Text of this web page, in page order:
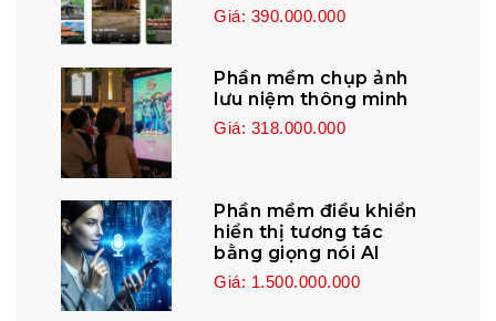
Giá: 390.000.000
Phần mềm chụp ảnh
lưu niệm thông minh
Giá: 318.000.000
Phần mềm điều khiển
hiển thị tương tác
bằng giọng nói AI
Giá: 1.500.000.000